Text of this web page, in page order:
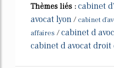
Thèmes liés : cabinet
avocat lyon / cabinet
affaires /cabinet d
cabinet d avocat